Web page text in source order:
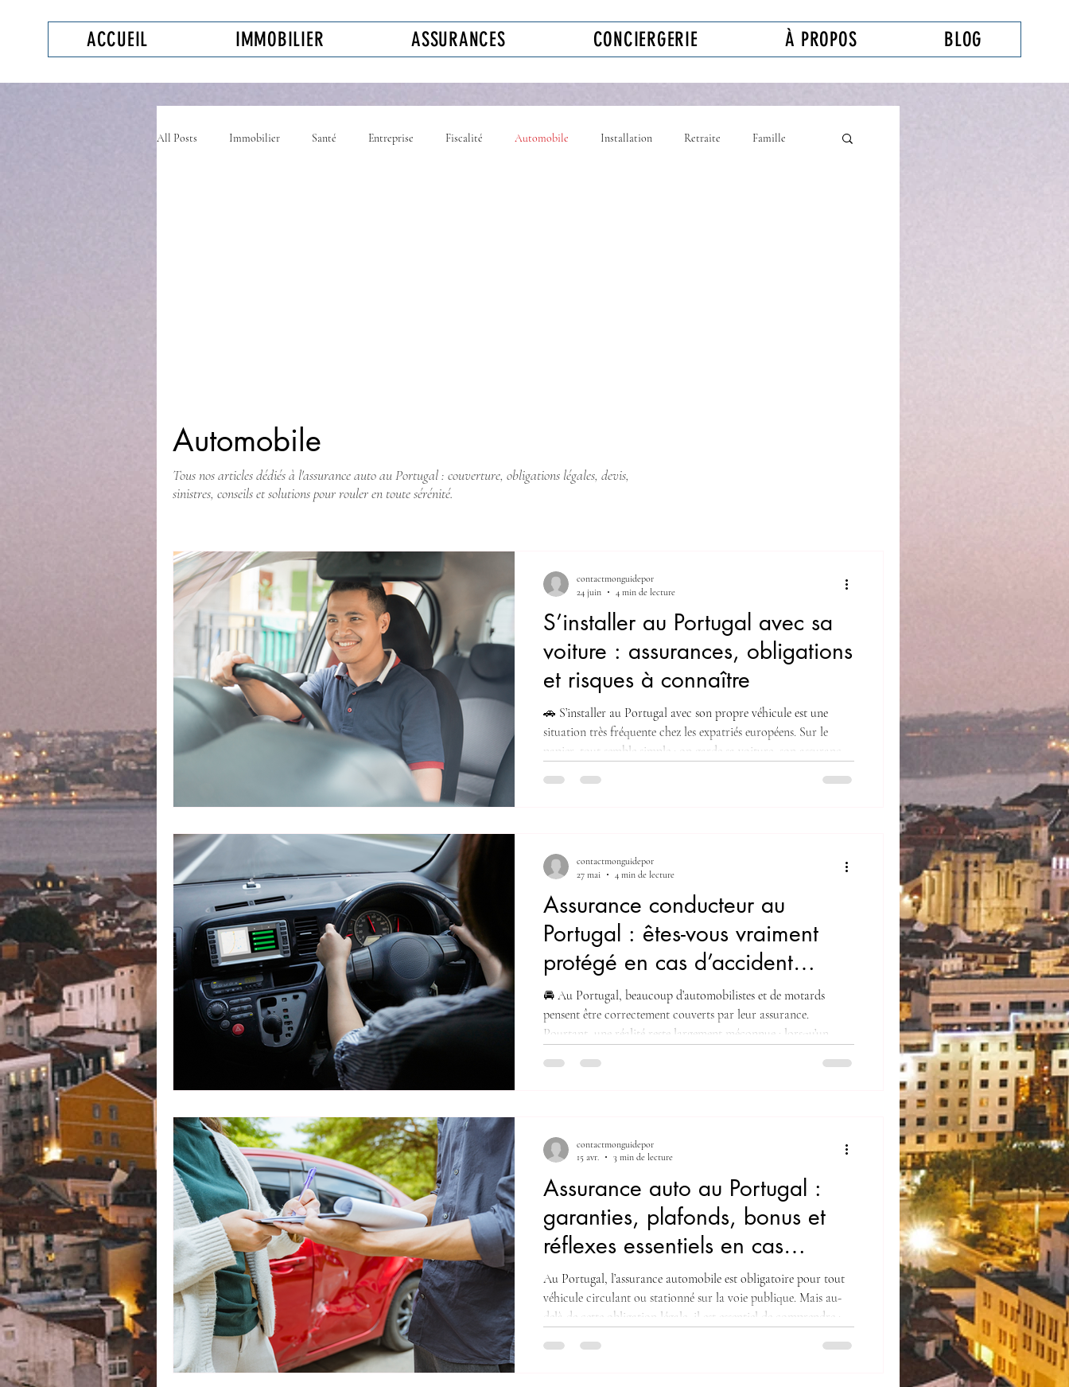
ACCUEIL IMMOBILIER ASSURANCES CONCIERGERIE À PROPOS BLOG
All Posts Immobilier Santé Entreprise Fiscalité Automobile Installation Retraite Famille
Automobile
Tous nos articles dédiés à l'assurance auto au Portugal : couverture, obligations légales, devis,
sinistres, conseils et solutions pour rouler en toute sérénité.
S’installer au Portugal avec sa
voiture : assurances, obligations
et risques à connaître
🚗 S’installer au Portugal avec son propre véhicule est une
situation très fréquente chez les expatriés européens. Sur le
papier, tout semble simple : on garde sa voiture, son assurance,
contactmonguidepor
24 juin
4 min de lecture
Assurance conducteur au
Portugal : êtes-vous vraiment
protégé en cas d’accident
grave ?
🚘 Au Portugal, beaucoup d’automobilistes et de motards
pensent être correctement couverts par leur assurance.
Pourtant, une réalité reste largement méconnue : lorsqu’un
obligatoire ne protège généralement pas le conducteur lui-
Portugal — la « R
contactmonguidepor
27 mai
4 min de lecture
Assurance auto au Portugal :
garanties, plafonds, bonus et
réflexes essentiels en cas
d’accident
Au Portugal, l’assurance automobile est obligatoire pour tout
véhicule circulant ou stationné sur la voie publique. Mais au-
delà de cette obligation légale, il est essentiel de comprendre :
complémentaires La valeur assurée du véhicule Le
contactmonguidepor
15 avr.
3 min de lecture